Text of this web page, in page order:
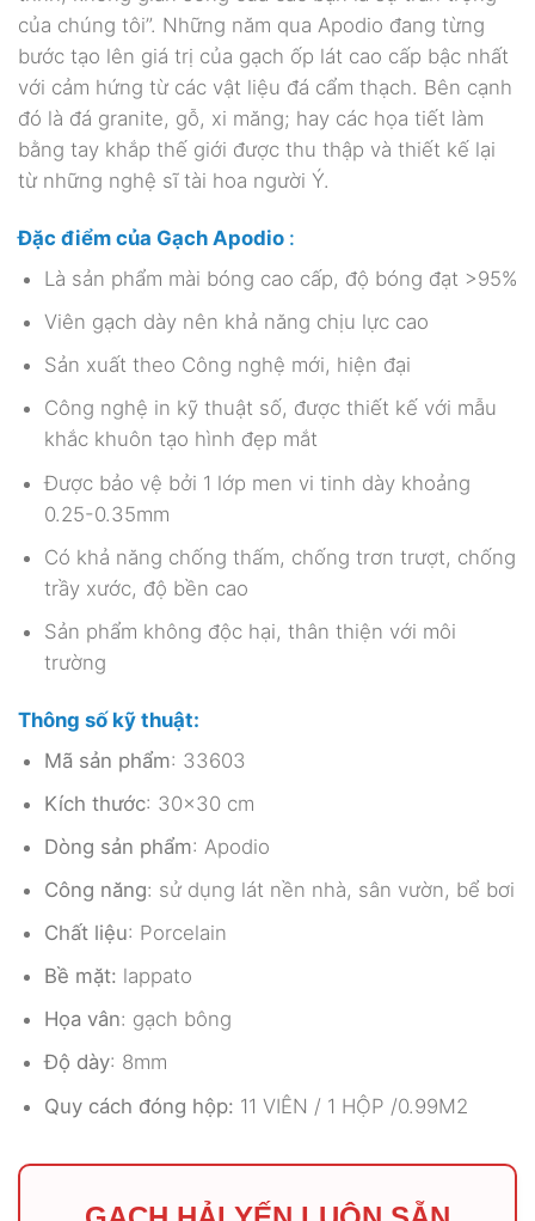
của chúng tôi”. Những năm qua Apodio đang từng
bước tạo lên giá trị của gạch ốp lát cao cấp bậc nhất
với cảm hứng từ các vật liệu đá cẩm thạch. Bên cạnh
đó là đá granite, gỗ, xi măng; hay các họa tiết làm
bằng tay khắp thế giới được thu thập và thiết kế lại
từ những nghệ sĩ tài hoa người Ý.
Đặc điểm của Gạch Apodio :
Là sản phẩm mài bóng cao cấp, độ bóng đạt >95%
Viên gạch dày nên khả năng chịu lực cao
Sản xuất theo Công nghệ mới, hiện đại
Công nghệ in kỹ thuật số, được thiết kế với mẫu
khắc khuôn tạo hình đẹp mắt
Được bảo vệ bởi 1 lớp men vi tinh dày khoảng
0.25-0.35mm
Có khả năng chống thấm, chống trơn trượt, chống
trầy xước, độ bền cao
Sản phẩm không độc hại, thân thiện với môi
trường
Thông số kỹ thuật:
Mã sản phẩm: 33603
Kích thước: 30×30 cm
Dòng sản phẩm: Apodio
Công năng: sử dụng lát nền nhà, sân vườn, bể bơi
Chất liệu: Porcelain
Bề mặt: lappato
Họa vân: gạch bông
Độ dày: 8mm
Quy cách đóng hộp: 11 VIÊN / 1 HỘP /0.99M2